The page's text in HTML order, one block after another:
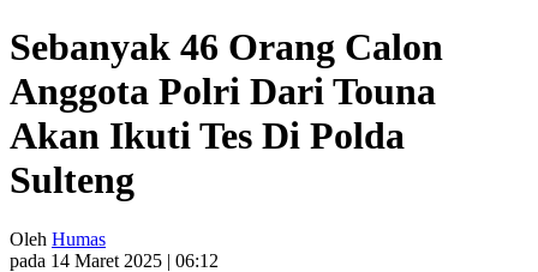
Sebanyak 46 Orang Calon
Anggota Polri Dari Touna
Akan Ikuti Tes Di Polda
Sulteng
Oleh Humas
pada 14 Maret 2025 | 06:12